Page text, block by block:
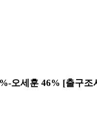
오세훈 46% [출구조